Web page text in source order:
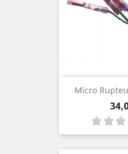
Micro
Prix